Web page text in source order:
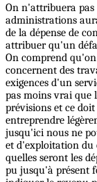
On n'attribuera pas
administrations
de la dépense de
attribuer qu'un
On comprend
concernent des
exigences d'un
pas moins vrai que
prévisions et ce
entreprendre
jusqu'ici nous ne
et d'exploitation du
quelles seront les
pu jusqu'à présent